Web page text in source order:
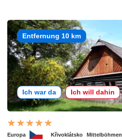
Entfernung 10 km
Ich war da Ich will dahin
Europa Křivoklátsko Mittelböhmen